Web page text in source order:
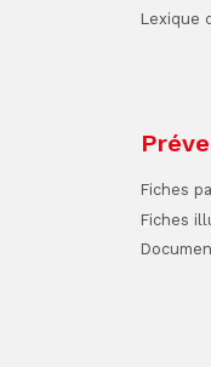
Lexique
Fiches
Fiches